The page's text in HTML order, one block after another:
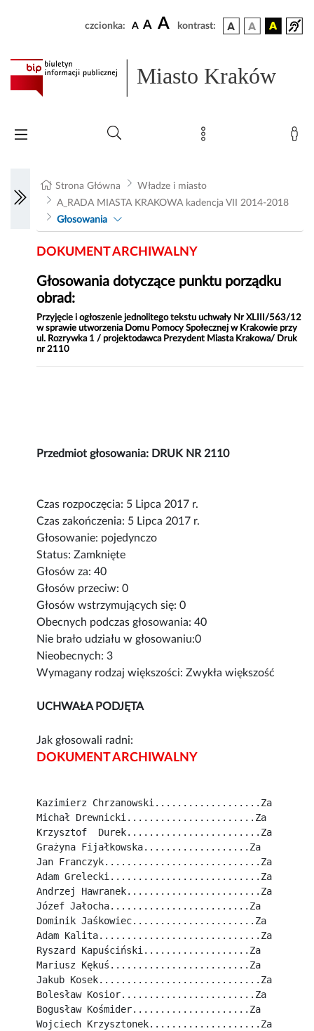
czcionka: A A A kontrast:
Miasto Kraków
Strona Główna
Władze i miasto
A_RADA MIASTA KRAKOWA kadencja VII 2014-2018
Głosowania
DOKUMENT ARCHIWALNY
Głosowania dotyczące punktu porządku
obrad:
Przyjęcie i ogłoszenie jednolitego tekstu uchwały Nr XLIII/563/12
w sprawie utworzenia Domu Pomocy Społecznej w Krakowie przy
ul. Rozrywka 1 / projektodawca Prezydent Miasta Krakowa/ Druk
nr 2110
Przedmiot głosowania: DRUK NR 2110
Czas rozpoczęcia: 5 Lipca 2017 r.
Czas zakończenia: 5 Lipca 2017 r.
Głosowanie: pojedynczo
Status: Zamknięte
Głosów za: 40
Głosów przeciw: 0
Głosów wstrzymujących się: 0
Obecnych podczas głosowania: 40
Nie brało udziału w głosowaniu:0
Nieobecnych: 3
Wymagany rodzaj większości: Zwykła większość
UCHWAŁA PODJĘTA
Jak głosowali radni:
DOKUMENT ARCHIWALNY
Kazimierz Chrzanowski...................Za
Michał Drewnicki.......................Za
Krzysztof  Durek........................Za
Grażyna Fijałkowska...................Za
Jan Franczyk............................Za
Adam Grelecki...........................Za
Andrzej Hawranek........................Za
Józef Jałocha.........................Za
Dominik Jaśkowiec......................Za
Adam Kalita.............................Za
Ryszard Kapuściński...................Za
Mariusz Kękuś.........................Za
Jakub Kosek.............................Za
Bolesław Kosior........................Za
Bogusław Kośmider.....................Za
Wojciech Krzysztonek....................Za